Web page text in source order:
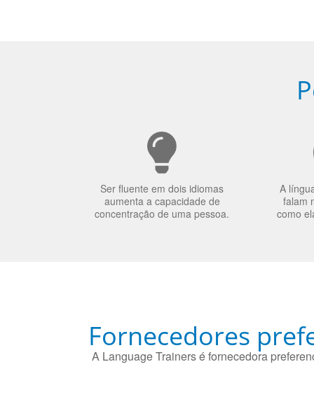
Ser fluente em dois idiomas
aumenta a capacidade de
concentração de uma pessoa.
A
falam
como
Fornecedores
A Language Trainers é fornecedora